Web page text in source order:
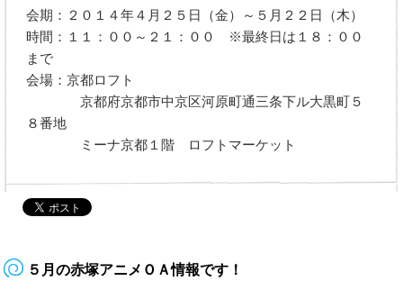
会期：２０１４年４月２５日（金）～５月２２日（木）
時間：１１：００～２１：００ ※最終日は１８：００
まで
会場：京都ロフト
京都府京都市中京区河原町通三条下ル大黒町５
８番地
ミーナ京都１階 ロフトマーケット
５月の赤塚アニメＯＡ情報です！